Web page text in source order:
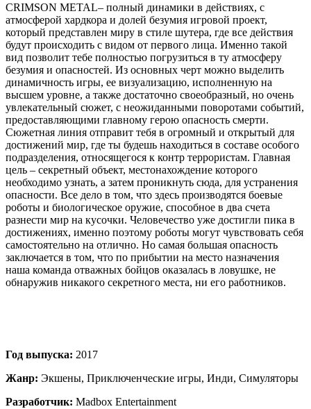
CRIMSON METAL– полный динамики в действиях, с
атмосферой хардкора и долей безумия игровой проект,
который представлен миру в стиле шутера, где все действия
будут происходить с видом от первого лица. Именно такой
вид позволит тебе полностью погрузиться в ту атмосферу
безумия и опасностей. Из основных черт можно выделить
динамичность игры, ее визуализацию, исполненную на
высшем уровне, а также достаточно своеобразный, но очень
увлекательный сюжет, с неожиданными поворотами событий,
предоставляющими главному герою опасность смерти.
Сюжетная линия отправит тебя в огромный и открытый для
достижений мир, где ты будешь находиться в составе особого
подразделения, относящегося к контр террористам. Главная
цель – секретный объект, местонахождение которого
необходимо узнать, а затем проникнуть сюда, для устранения
опасности. Все дело в том, что здесь производятся боевые
роботы и биологическое оружие, способное в два счета
разнести мир на кусочки. Человечество уже достигли пика в
достижениях, именно поэтому роботы могут чувствовать себя
самостоятельно на отлично. Но самая большая опасность
заключается в том, что по прибытии на место назначения
наша команда отважных бойцов оказалась в ловушке, не
обнаружив никакого секретного места, ни его работников.
Год выпуска: 2017
Жанр: Экшены, Приключенческие игры, Инди, Симуляторы
Разработчик: Madbox Entertainment